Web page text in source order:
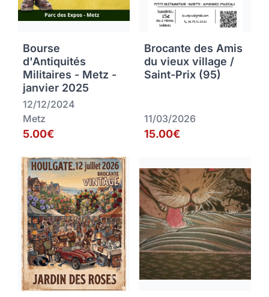
Bourse
d'Antiquités
Militaires - Metz -
janvier 2025
12/12/2024
Metz
5.00€
Brocante des Amis
du vieux village /
Saint-Prix (95)
11/03/2026
15.00€